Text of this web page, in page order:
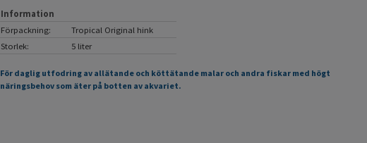
Information
Förpackning:
Tropical Original hink
Storlek:
5 liter
För daglig utfodring av allätande och köttätande malar och andra fiskar med högt
näringsbehov som äter på botten av akvariet.